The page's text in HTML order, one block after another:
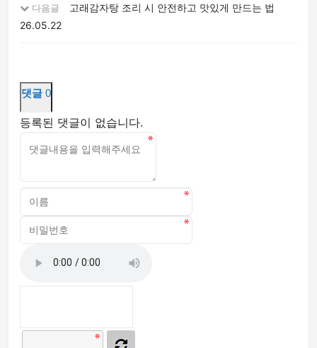
다음글
고래감자탕 조리 시 안전하고 맛있게 만드는 법
26.05.22
댓글 0
등록된 댓글이 없습니다.